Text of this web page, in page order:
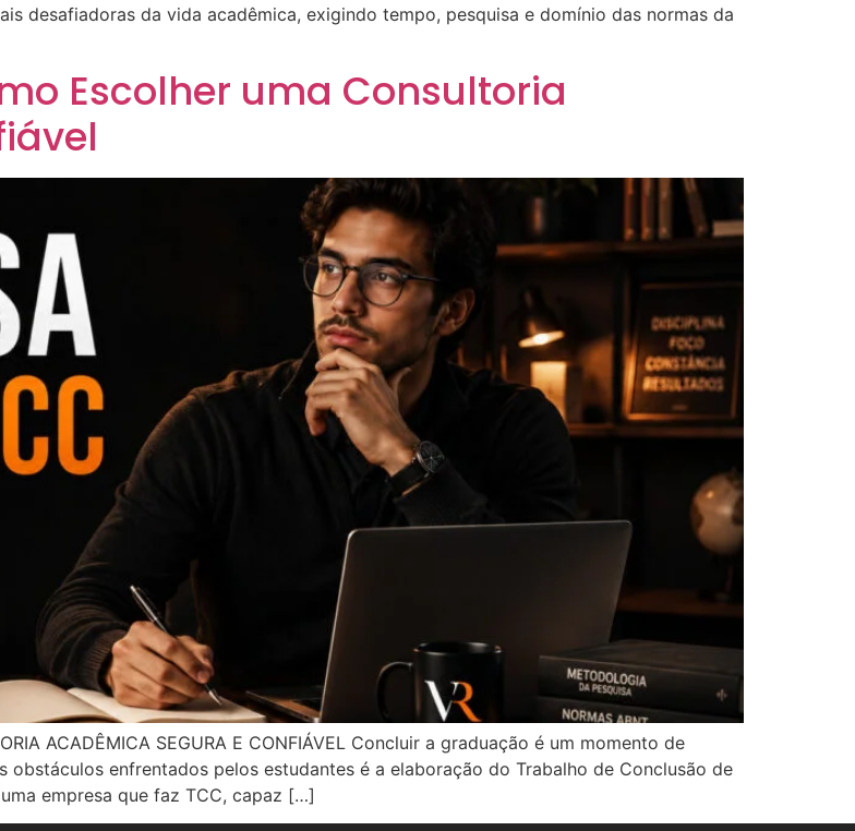
desafiadoras da vida acadêmica, exigindo tempo, pesquisa e domínio das normas da
Escolher uma Consultoria
ACADÊMICA SEGURA E CONFIÁVEL Concluir a graduação é um momento de
enfrentados pelos estudantes é a elaboração do Trabalho de Conclusão de
empresa que faz TCC, capaz […]